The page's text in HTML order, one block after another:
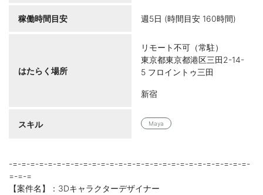
稼働時間目安 週5日 (時間目安 160時間)
はたらく場所
リモート不可（常駐）
東京都東京都港区三田2-14-
5 フロイントゥ三田
新宿
スキル Maya
-=-=-=-=-=-=-=-=-=-=-=-=-=-=-=-=-=-=-=-=-=-=-=-=-=-=-=-
=-=-=
【案件名】：3Dキャラクターデザイナー